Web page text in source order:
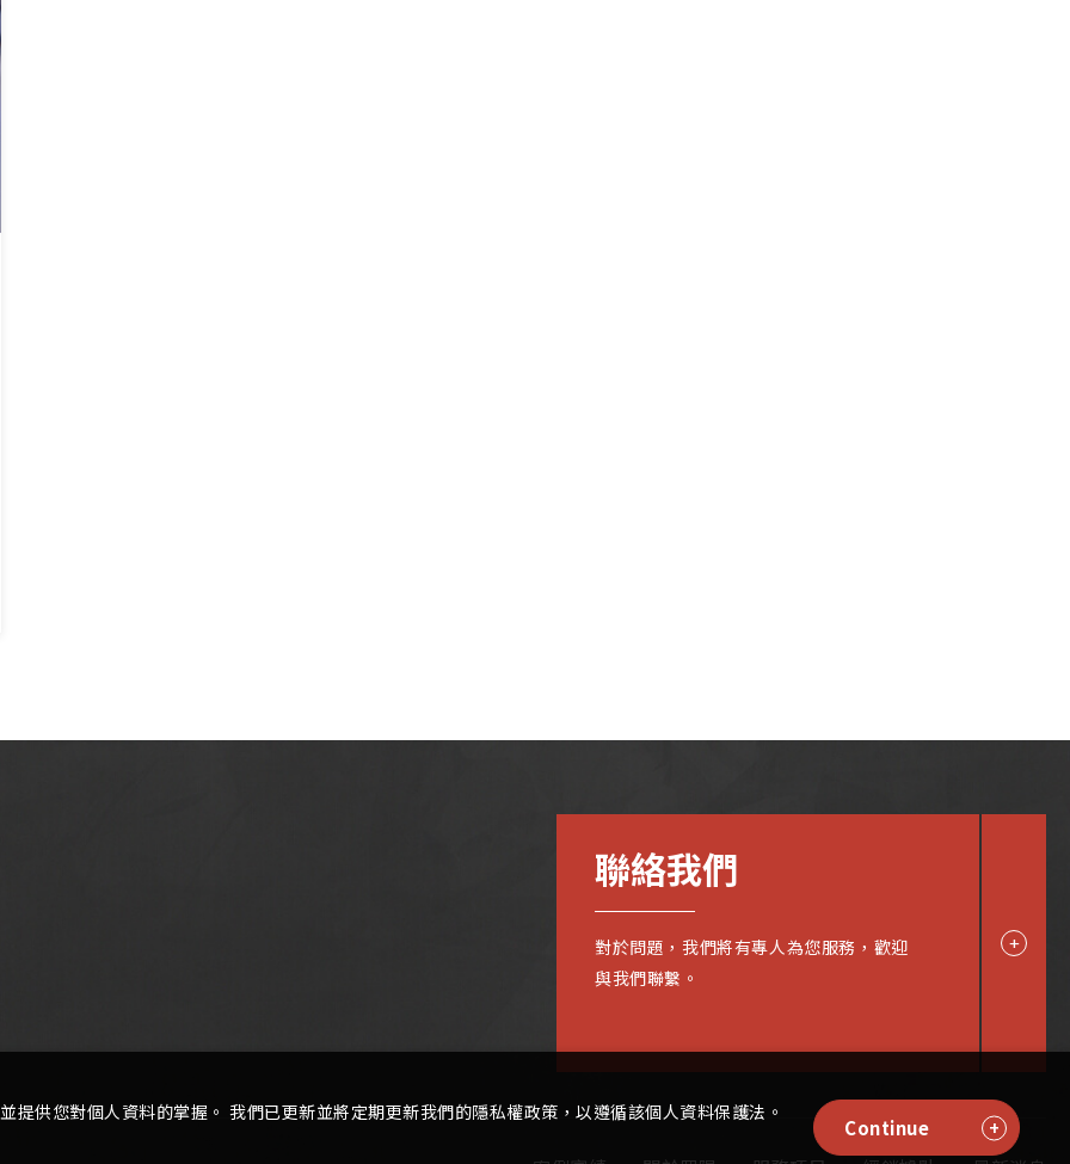
聯絡我們
對於問題，我們將有專人為您服務，歡迎
與我們聯繫。
供您對個人資料的掌握。 我們已更新並將定期更新我們的隱私權政策，以遵循該個人資料保護法。
Continue